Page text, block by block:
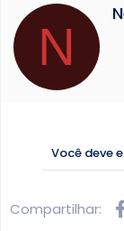
N
W
y
Você deve
Compartilhar: